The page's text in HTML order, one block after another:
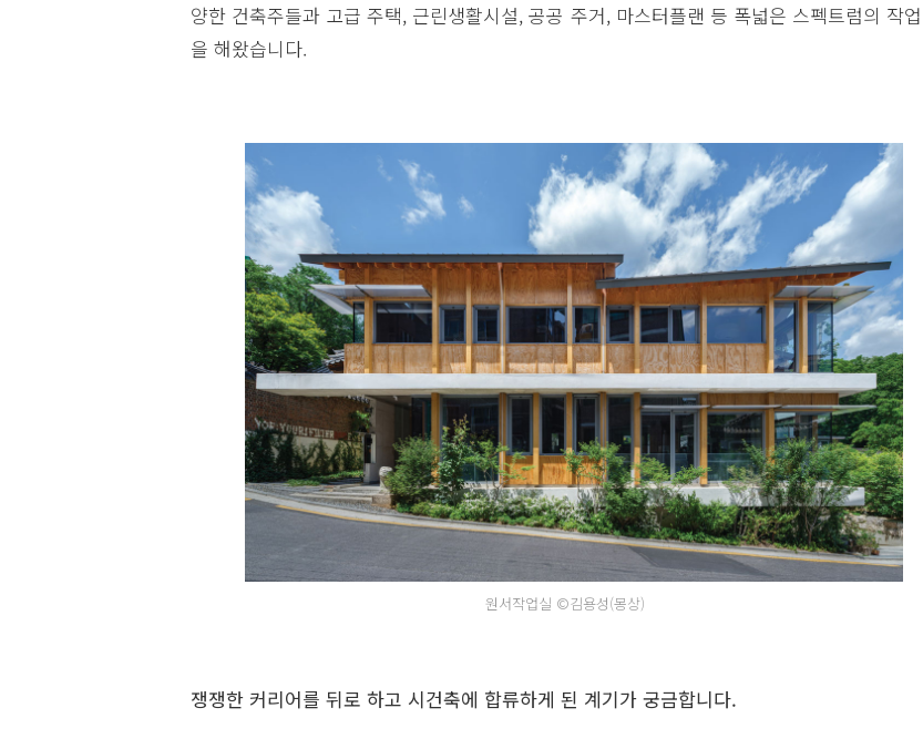
양한 건축주들과 고급 주택, 근린생활시설, 공공 주거, 마스터플랜 등 폭넓은 스펙트럼의 작업
을 해왔습니다.
원서작업실 ©김용성(몽상)
쟁쟁한 커리어를 뒤로 하고 시건축에 합류하게 된 계기가 궁금합니다.